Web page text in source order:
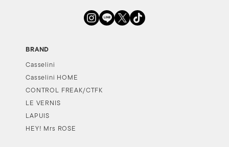
BRAND
Casselini
Casselini HOME
CONTROL FREAK/CTFK
LE VERNIS
LAPUIS
HEY! Mrs ROSE